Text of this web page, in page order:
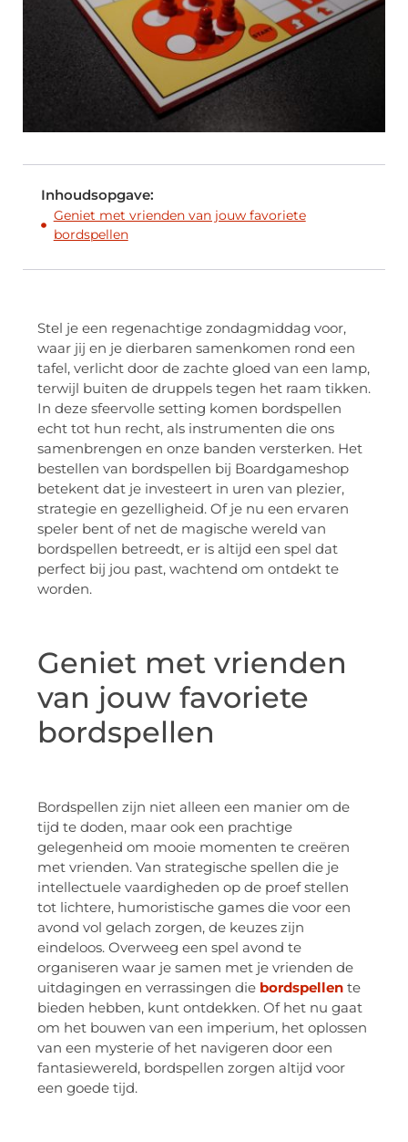
Inhoudsopgave:
Geniet met vrienden van jouw favoriete
bordspellen
Stel je een regenachtige zondagmiddag voor,
waar jij en je dierbaren samenkomen rond een
tafel, verlicht door de zachte gloed van een lamp,
terwijl buiten de druppels tegen het raam tikken.
In deze sfeervolle setting komen bordspellen
echt tot hun recht, als instrumenten die ons
samenbrengen en onze banden versterken. Het
bestellen van bordspellen bij Boardgameshop
betekent dat je investeert in uren van plezier,
strategie en gezelligheid. Of je nu een ervaren
speler bent of net de magische wereld van
bordspellen betreedt, er is altijd een spel dat
perfect bij jou past, wachtend om ontdekt te
worden.
Geniet met vrienden
van jouw favoriete
bordspellen
Bordspellen zijn niet alleen een manier om de
tijd te doden, maar ook een prachtige
gelegenheid om mooie momenten te creëren
met vrienden. Van strategische spellen die je
intellectuele vaardigheden op de proef stellen
tot lichtere, humoristische games die voor een
avond vol gelach zorgen, de keuzes zijn
eindeloos. Overweeg een spel avond te
organiseren waar je samen met je vrienden de
uitdagingen en verrassingen die bordspellen te
bieden hebben, kunt ontdekken. Of het nu gaat
om het bouwen van een imperium, het oplossen
van een mysterie of het navigeren door een
fantasiewereld, bordspellen zorgen altijd voor
een goede tijd.